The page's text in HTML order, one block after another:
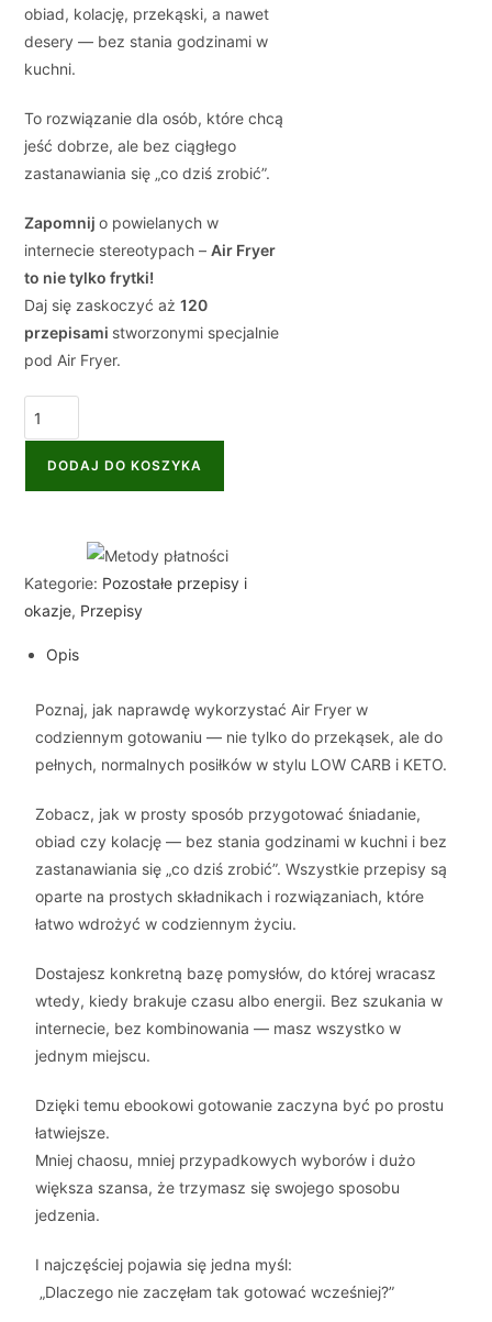
obiad, kolację, przekąski, a nawet
desery — bez stania godzinami w
kuchni.
To rozwiązanie dla osób, które chcą
jeść dobrze, ale bez ciągłego
zastanawiania się „co dziś zrobić”.
Zapomnijo powielanych w
internecie stereotypach –Air Fryer
to nie tylko frytki!
Daj się zaskoczyć aż120
przepisami stworzonymi specjalnie
pod Air Fryer.
DODAJ DO KOSZYKA
Kategorie: Pozostałe przepisy i
okazje, Przepisy
Opis
Poznaj, jak naprawdę wykorzystać Air Fryer w
codziennym gotowaniu — nie tylko do przekąsek, ale do
pełnych, normalnych posiłków w stylu LOW CARB i KETO.
Zobacz, jak w prosty sposób przygotować śniadanie,
obiad czy kolację — bez stania godzinami w kuchni i bez
zastanawiania się „co dziś zrobić”. Wszystkie przepisy są
oparte na prostych składnikach i rozwiązaniach, które
łatwo wdrożyć w codziennym życiu.
Dostajesz konkretną bazę pomysłów, do której wracasz
wtedy, kiedy brakuje czasu albo energii. Bez szukania w
internecie, bez kombinowania — masz wszystko w
jednym miejscu.
Dzięki temu ebookowi gotowanie zaczyna być po prostu
łatwiejsze.
Mniej chaosu, mniej przypadkowych wyborów i dużo
większa szansa, że trzymasz się swojego sposobu
jedzenia.
I najczęściej pojawia się jedna myśl:
„Dlaczego nie zaczęłam tak gotować wcześniej?”